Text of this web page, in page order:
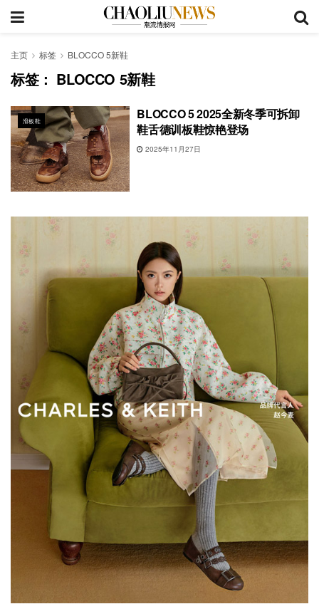
主页 标签 BLOCCO 5新鞋
标签： BLOCCO 5新鞋
滑板鞋
BLOCCO 5 2025全新冬季可拆卸
鞋舌德训板鞋惊艳登场
2025年11月27日